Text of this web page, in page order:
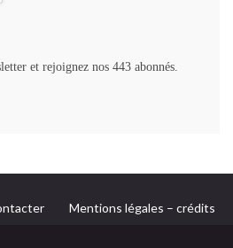
et rejoignez nos 443 abonnés.
Mentions légales – crédits